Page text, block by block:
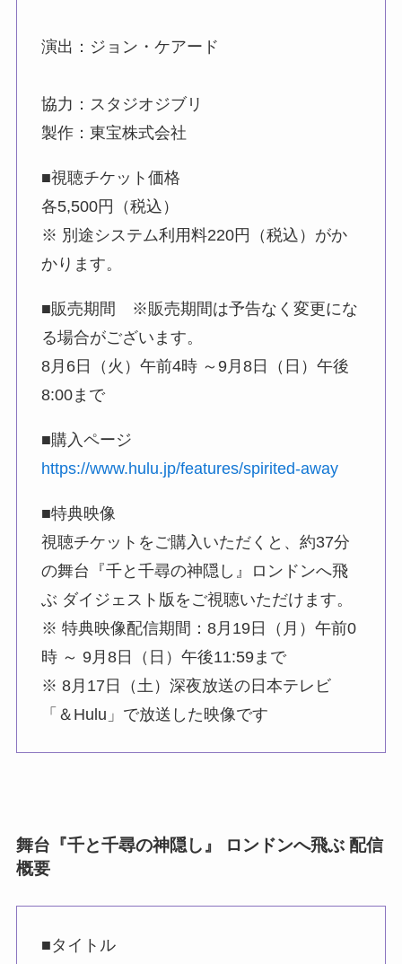
演出：ジョン・ケアード
協力：スタジオジブリ
製作：東宝株式会社
■視聴チケット価格
各5,500円（税込）
※ 別途システム利用料220円（税込）がか
かります。
■販売期間 ※販売期間は予告なく変更にな
る場合がございます。
8月6日（火）午前4時 ～9月8日（日）午後
8:00まで
■購入ページ
https://www.hulu.jp/features/spirited-away
■特典映像
視聴チケットをご購入いただくと、約37分
の舞台『千と千尋の神隠し』ロンドンへ飛
ぶ ダイジェスト版をご視聴いただけます。
※ 特典映像配信期間：8月19日（月）午前0
時 ～ 9月8日（日）午後11:59まで
※ 8月17日（土）深夜放送の日本テレビ
「＆Hulu」で放送した映像です
舞台『千と千尋の神隠し』 ロンドンへ飛ぶ 配信
概要
■タイトル